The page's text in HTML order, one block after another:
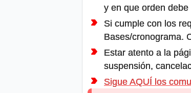
y en que orden
Si cumple con los
Bases/cronograma.
Estar atento a la
suspensión,
Sigue AQUÍ los